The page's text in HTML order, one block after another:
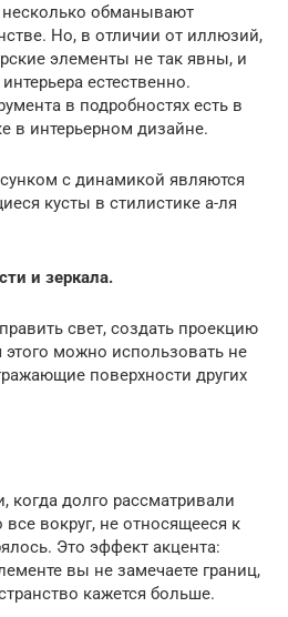
обманывают
Но, в отличии от иллюзий,
элементы не так явны, и
естественно.
в подробностях есть в
в интерьерном дизайне.
с динамикой являются
кусты в стилистике а-ля
и зеркала.
свет, создать проекцию
можно использовать не
поверхности других
долго рассматривали
все вокруг, не относящееся к
Это эффект акцента:
вы не замечаете границ,
кажется больше.